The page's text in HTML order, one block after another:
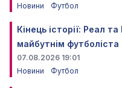
Новини
Футбол
Кінець історії: Реал
майбутнім футболіста
07.08.2026 19:01
Новини
Футбол